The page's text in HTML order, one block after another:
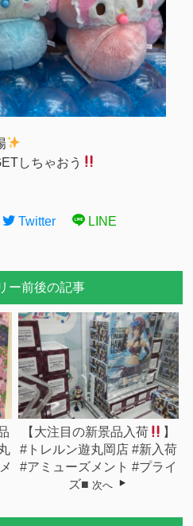
しちゃおう
Twitter LINE
ー前後の記事
【大注目の新景品入荷
】
#トレルン遊丸岡店 #新入荷
#アミューズメント #プライ
ズ■ 次へ